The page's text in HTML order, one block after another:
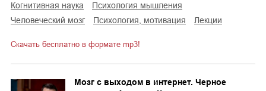
когнитивная наука
психология мышления
человеческий мозг
психология, мотивация лекции
Скачать бесплатно в формате mp3!
Мозг с выходом в интернет. Черное